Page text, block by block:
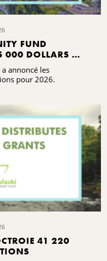
FUND
000 DOLLARS DE
annoncé les
pour 2026.
41 220